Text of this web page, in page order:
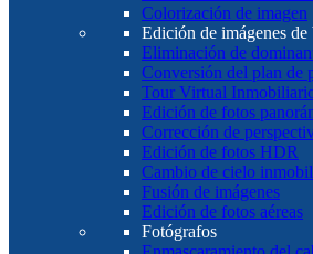
Colorización de imagen
Edición de imágenes de
Eliminación de
Conversión del plan de
Tour Virtual
Edición de fotos
Corrección de
Edición de fotos HDR
Cambio de cielo
Fusión de imágenes
Edición de fotos aéreas
Fotógrafos